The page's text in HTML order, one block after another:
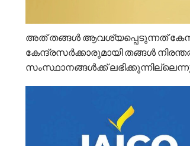
അത് തങ്ങള്‍ ആവശ്യപ്പെടുന്നത്
കേന്ദ്രസര്‍ക്കാരുമായി തങ്ങള്‍
സംസ്ഥാനങ്ങള്‍ക്ക്